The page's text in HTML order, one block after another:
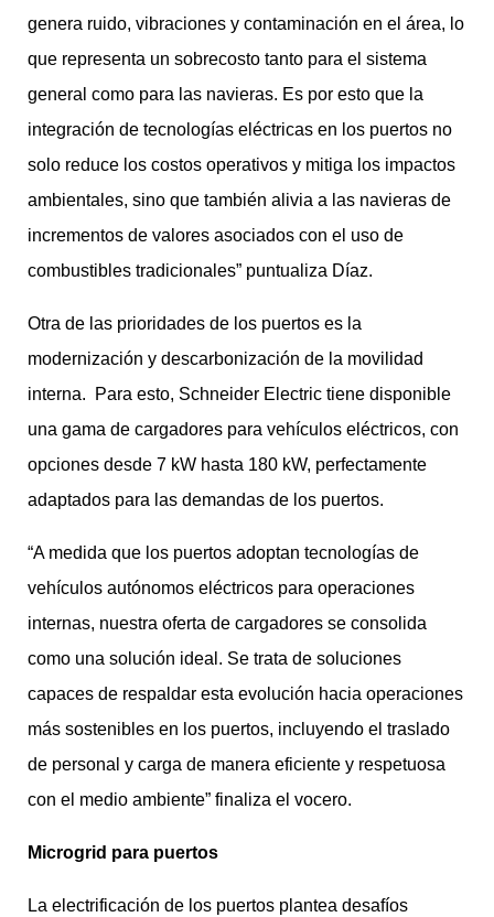
genera ruido, vibraciones y contaminación en el área, lo
que representa un sobrecosto tanto para el sistema
general como para las navieras. Es por esto que la
integración de tecnologías eléctricas en los puertos no
solo reduce los costos operativos y mitiga los impactos
ambientales, sino que también alivia a las navieras de
incrementos de valores asociados con el uso de
combustibles tradicionales” puntualiza Díaz.
Otra de las prioridades de los puertos es la
modernización y descarbonización de la movilidad
interna. Para esto, Schneider Electric tiene disponible
una gama de cargadores para vehículos eléctricos, con
opciones desde 7 kW hasta 180 kW, perfectamente
adaptados para las demandas de los puertos.
“A medida que los puertos adoptan tecnologías de
vehículos autónomos eléctricos para operaciones
internas, nuestra oferta de cargadores se consolida
como una solución ideal. Se trata de soluciones
capaces de respaldar esta evolución hacia operaciones
más sostenibles en los puertos, incluyendo el traslado
de personal y carga de manera eficiente y respetuosa
con el medio ambiente” finaliza el vocero.
Microgrid para puertos
La electrificación de los puertos plantea desafíos